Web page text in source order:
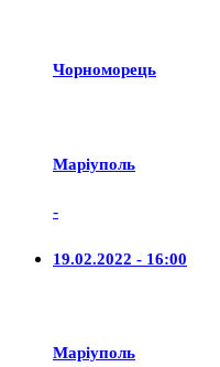
Чорноморець
Маріуполь
-
19.02.2022 - 16:00
Маріуполь